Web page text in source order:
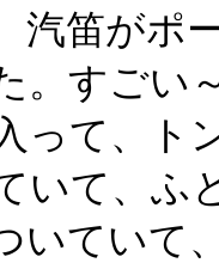
汽笛がポ
。すごい
って、ト
いて、ふ
いていて